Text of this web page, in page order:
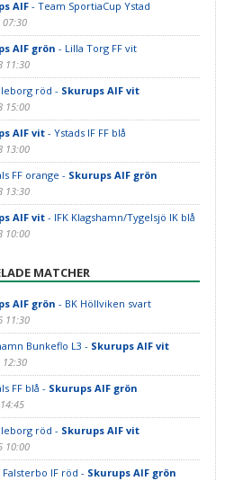
AIF- Team SportiaCup Ystad
07:30
AIF grön - Lilla Torg FF vit
11:30
röd - Skurups AIF vit
15:00
AIF vit- Ystads IF FF blå
13:00
FF orange - Skurups AIF grön
13:30
AIF vit- IFK Klagshamn/Tygelsjö IK blå
10:00
MATCHER
AIF grön - BK Höllviken svart
11:30
Bunkeflo L3 - Skurups AIF vit
12:30
FF blå - Skurups AIF grön
röd - Skurups AIF vit
10:00
Falsterbo IF röd - Skurups AIF grön